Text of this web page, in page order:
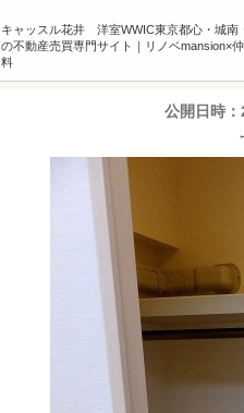
キャッスル花井 洋室WWIC東京都心・城南
の不動産売買専門サイト｜リノベmansion×
料
公開日時：